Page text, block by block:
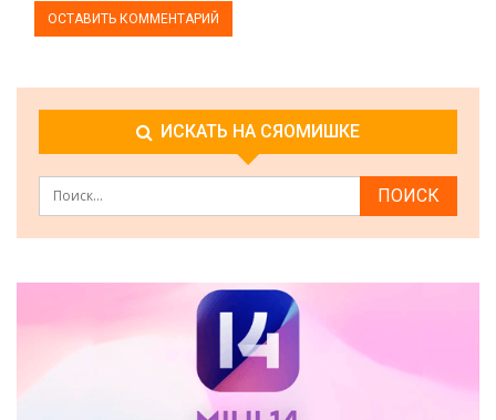
ИСКАТЬ НА СЯОМИШКЕ